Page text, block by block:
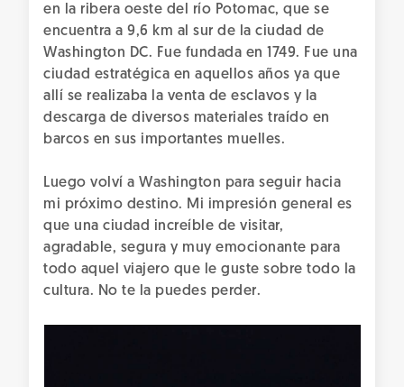
en la ribera oeste del río Potomac, que se
encuentra a 9,6 km al sur de la ciudad de
Washington DC. Fue fundada en 1749. Fue una
ciudad estratégica en aquellos años ya que
allí se realizaba la venta de esclavos y la
descarga de diversos materiales traído en
barcos en sus importantes muelles.
Luego volví a Washington para seguir hacia
mi próximo destino. Mi impresión general es
que una ciudad increíble de visitar,
agradable, segura y muy emocionante para
todo aquel viajero que le guste sobre todo la
cultura. No te la puedes perder.